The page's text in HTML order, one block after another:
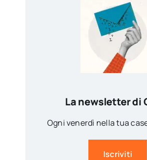
La newsletter di
Ogni venerdì nella tua
Iscriviti